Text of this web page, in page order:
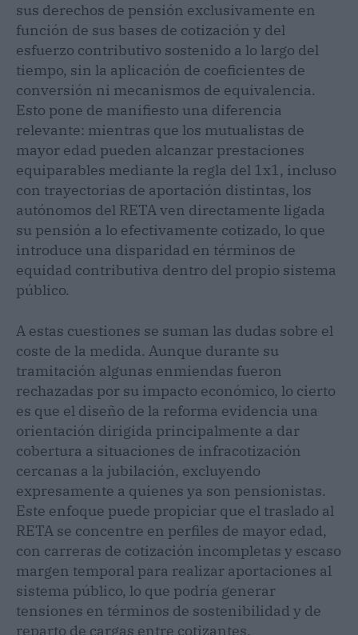
sus derechos de pensión exclusivamente en
función de sus bases de cotización y del
esfuerzo contributivo sostenido a lo largo del
tiempo, sin la aplicación de coeficientes de
conversión ni mecanismos de equivalencia.
Esto pone de manifiesto una diferencia
relevante: mientras que los mutualistas de
mayor edad pueden alcanzar prestaciones
equiparables mediante la regla del 1x1, incluso
con trayectorias de aportación distintas, los
autónomos del RETA ven directamente ligada
su pensión a lo efectivamente cotizado, lo que
introduce una disparidad en términos de
equidad contributiva dentro del propio sistema
público.
A estas cuestiones se suman las dudas sobre el
coste de la medida. Aunque durante su
tramitación algunas enmiendas fueron
rechazadas por su impacto económico, lo cierto
es que el diseño de la reforma evidencia una
orientación dirigida principalmente a dar
cobertura a situaciones de infracotización
cercanas a la jubilación, excluyendo
expresamente a quienes ya son pensionistas.
Este enfoque puede propiciar que el traslado al
RETA se concentre en perfiles de mayor edad,
con carreras de cotización incompletas y escaso
margen temporal para realizar aportaciones al
sistema público, lo que podría generar
tensiones en términos de sostenibilidad y de
reparto de cargas entre cotizantes.